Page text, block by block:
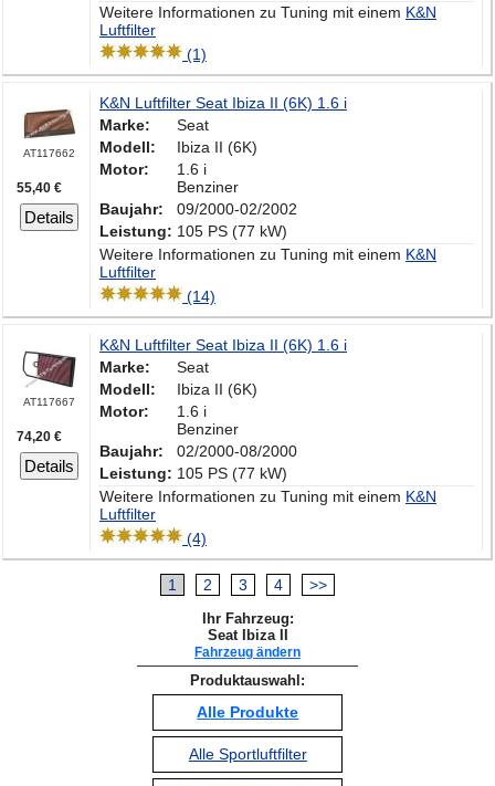
Weitere Informationen zu Tuning mit einem K&N
Luftfilter
(1)
AT117662
55,40 €
Details
K&N Luftfilter Seat Ibiza II (6K) 1.6 i
Marke:
Seat
Modell:
Ibiza II (6K)
Motor:
1.6 i
Benziner
Baujahr:
09/2000-02/2002
Leistung: 105 PS (77 kW)
Weitere Informationen zu Tuning mit einem K&N
Luftfilter
(14)
AT117667
74,20 €
Details
K&N Luftfilter Seat Ibiza II (6K) 1.6 i
Marke:
Seat
Modell:
Ibiza II (6K)
Motor:
1.6 i
Benziner
Baujahr:
02/2000-08/2000
Leistung: 105 PS (77 kW)
Weitere Informationen zu Tuning mit einem K&N
Luftfilter
(4)
1 2 3 4 >>
Ihr Fahrzeug:
Seat Ibiza II
Fahrzeug ändern
Produktauswahl:
Alle Produkte
Alle Sportluftfilter